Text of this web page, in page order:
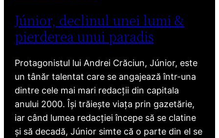
Júnior, declinul unei lumi &
pierderea unui paradis
Protagonistul lui Andrei Crăciun, Júnior, este
un tânăr talentat care se angajează într-una
dintre cele mai mari redacții din capitala
anului 2000. Își trăiește viața prin gazetărie,
iar când lumea redacției începe să se clatine
și să decadă, Júnior simte că o parte din el se